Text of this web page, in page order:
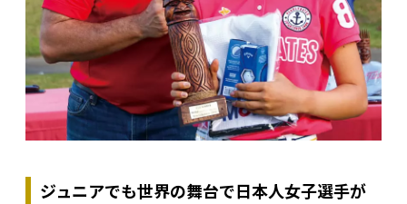
ジュニアでも世界の舞台で日本人女子選手が